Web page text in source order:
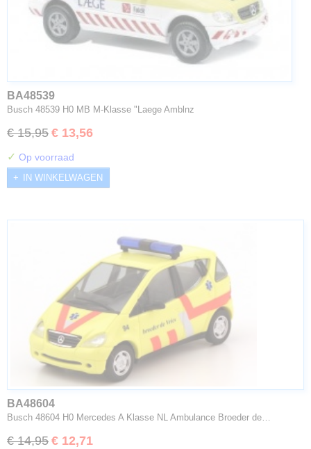
BA48539
Busch 48539 H0 MB M-Klasse "Laege Amblnz
€ 15,95 € 13,56
✓ Op voorraad
IN WINKELWAGEN
BA48604
Busch 48604 H0 Mercedes A Klasse NL Ambulance Broeder de…
€ 14,95 € 12,71